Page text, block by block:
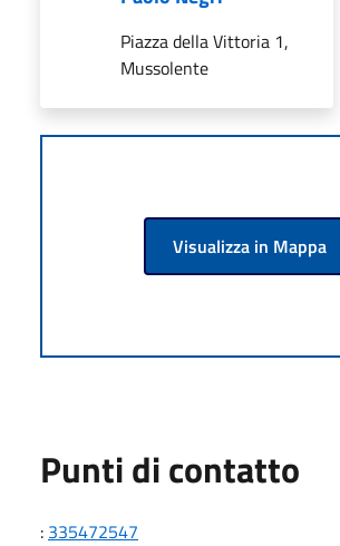
Piazza della Vittoria 1,
Mussolente
Visualizza in Mappa
Punti di contatto
: 335472547